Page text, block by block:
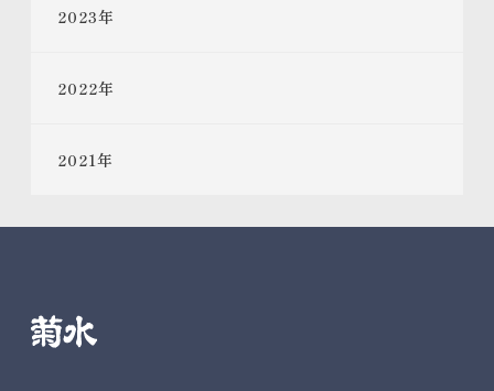
2023年
2022年
2021年